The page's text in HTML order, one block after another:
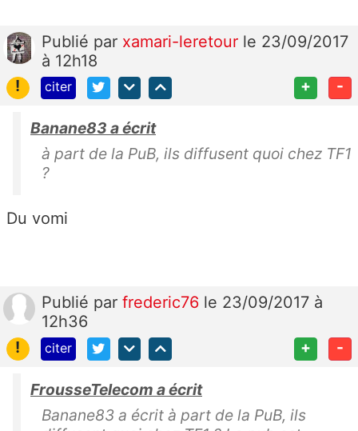
Publié par xamari-leretour le 23/09/2017
à 12h18
!
citer + -
Banane83 a écrit
à part de la PuB, ils diffusent quoi chez TF1
?
Du vomi
Publié par frederic76 le 23/09/2017 à
12h36
!
citer + -
FrousseTelecom a écrit
Banane83 a écrit à part de la PuB, ils